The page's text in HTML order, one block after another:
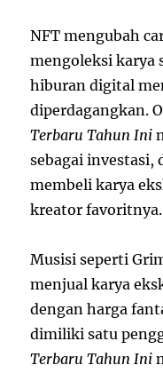
NFT mengubah
mengoleksi karya
hiburan digital
diperdagangkan.
Terbaru Tahun Ini
sebagai investasi,
membeli karya
kreator favoritnya.
Musisi seperti
menjual karya
dengan harga
dimiliki satu
Terbaru Tahun Ini